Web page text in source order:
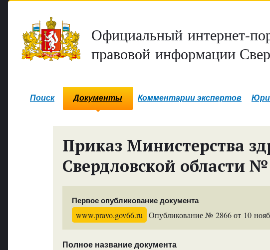
Официальный интернет-
правовой информации
Поиск Документы Комментарии экспертов
Приказ Министерства
Свердловской области
Первое опубликование документа
www.pravo.gov66.ru Опубликование № 2866 от 10
Полное название документа